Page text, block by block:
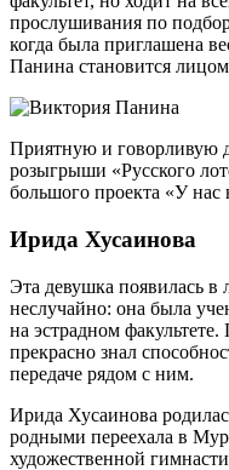
прослушивания по
когда была приглашена
Панина становится
Приятную и говорливую
розыгрыши «Русского
большого проекта «У
Ирида Хусаинова
Эта девушка появилась
неслучайно: она была
на эстрадном
прекрасно знал
передаче рядом с ним.
Ирида Хусаинова
родными переехала в
художественной